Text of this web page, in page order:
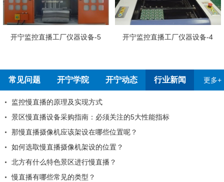
工厂仪器设备-5 开宁监控直播工厂仪器设备-4 开宁慢直
常见问题 开宁学院 开宁动态 行业新闻 更多+
察深圳开宁厂家
动节放假通知
置对观看体验有影响吗
一封信
景区慢直播设备采